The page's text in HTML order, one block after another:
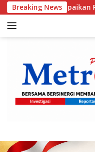
Langsung
ke
konten
Breaking News
Sampaikan Realisasi